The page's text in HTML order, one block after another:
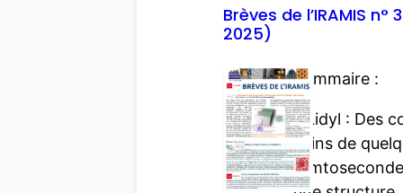
e
e
l
’
I
R
Brèves de l’IRAMIS n°
2025)
Sommaire :
– Lidyl : Des
spins de